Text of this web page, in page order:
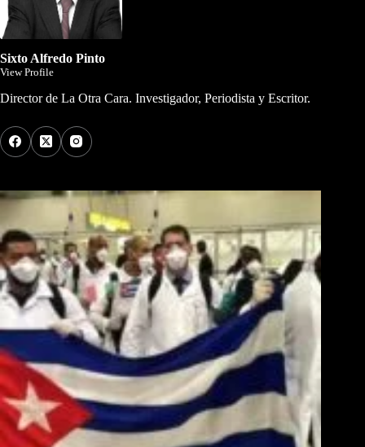
Sixto Alfredo Pinto
View Profile
Director de La Otra Cara. Investigador, Periodista y Escritor.